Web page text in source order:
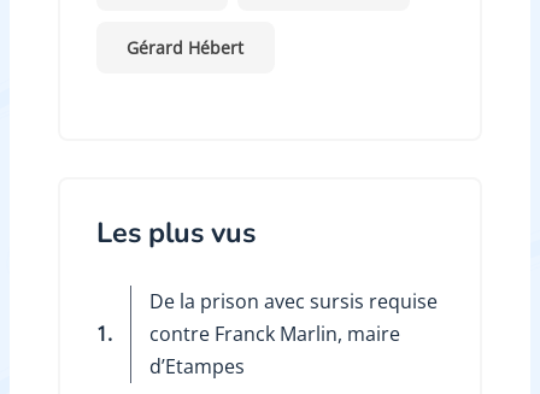
Gérard Hébert
Les plus vus
1.
De la prison avec sursis requise
contre Franck Marlin, maire
d’Etampes